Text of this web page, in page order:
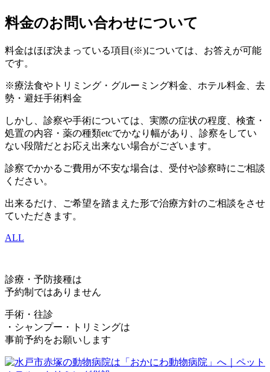
料金のお問い合わせについて
料金はほぼ決まっている項目(※)については、お答えが可能
です。
※療法食やトリミング・グルーミング料金、ホテル料金、去
勢・避妊手術料金
しかし、診察や手術については、実際の症状の程度、検査・
処置の内容・薬の種類etcでかなり幅があり、診察をしてい
ない段階だとお応え出来ない場合がございます。
診察でかかるご費用が不安な場合は、受付や診察時にご相談
ください。
出来るだけ、ご希望を踏まえた形で治療方針のご相談をさせ
ていただきます。
ALL
診療・予防接種は
予約制ではありません
手術・往診
・シャンプー・トリミングは
事前予約をお願いします